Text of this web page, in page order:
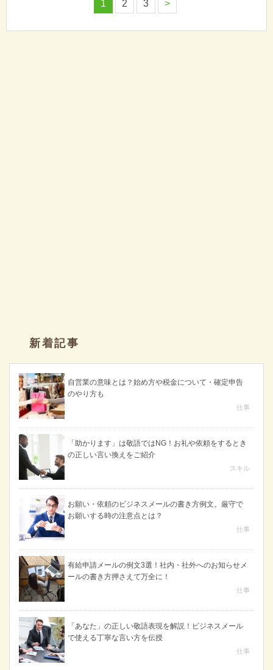
1 2 3 >
新着記事
自営業の意味とは？始め方や税金について・確定申告
のやり方も
仕事
「助かります」は敬語ではNG！お礼や依頼をするとき
の正しい言い換えをご紹介
スキル
お願い・依頼のビジネスメールの書き方例文。厳守で
お願いする時の注意点とは？
仕事
有給申請メールの例文3選！社内・社外へのお知らせメ
ールの書き方押さえて万全に！
仕事
「あなた」の正しい敬語表現を解説！ビジネスメール
で使える丁寧な言い方を伝授
仕事